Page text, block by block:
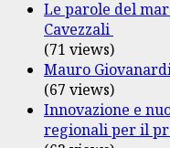
Le parole del
Cavezzali
(71 views)
Mauro
(67 views)
Innovazione e
regionali per il